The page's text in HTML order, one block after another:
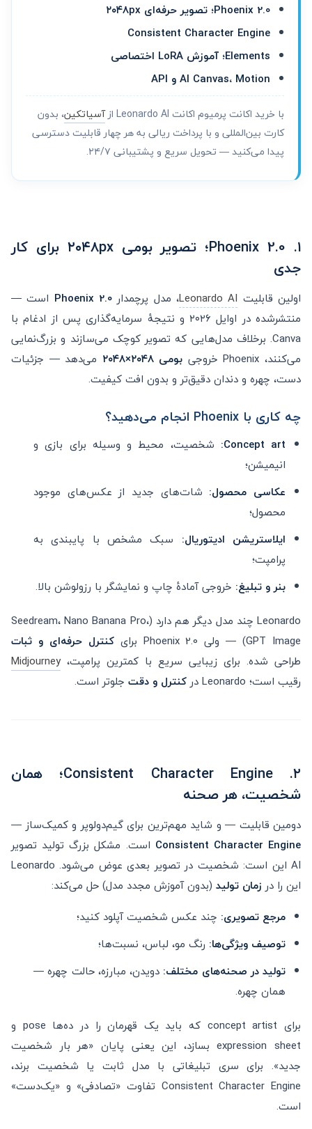
Phoenix 2.0؛ تصویر حرفه‌ای ۲۰۴۸px
Consistent Character Engine
Elements؛ آموزش LoRA اختصاصی
AI Canvas، Motion و API
با خرید اکانت پرمیوم اکانت Leonardo AI از آسیاتکین، بدون
کارت بین‌المللی و با پرداخت ریالی به هر چهار قابلیت دسترسی
پیدا می‌کنید — تحویل سریع و پشتیبانی ۲۴/۷.
۱. Phoenix 2.0؛ تصویر بومی ۲۰۴۸px برای کار
جدی
اولین قابلیت Leonardo AI، مدل پرچمدار Phoenix 2.0 است —
منتشرشده در اوایل ۲۰۲۶ و نتیجهٔ سرمایه‌گذاری پس از ادغام با
Canva. برخلاف مدل‌هایی که تصویر کوچک می‌سازند و بزرگ‌نمایی
می‌کنند، Phoenix خروجی
بومی ۲۰۴۸×۲۰۴۸
می‌دهد — جزئیات
دست، چهره و دندان دقیق‌تر و بدون افت کیفیت.
چه کاری با Phoenix انجام می‌دهید؟
Concept art: شخصیت، محیط و وسیله برای بازی و
انیمیشن؛
عکاسی محصول: شات‌های جدید از عکس‌های موجود
محصول؛
ایلاستریشن ادیتوریال: سبک مشخص با پایبندی به
پرامپت؛
بنر و تبلیغ: خروجی آمادهٔ چاپ و نمایشگر با رزولوشن بالا.
Leonardo چند مدل دیگر هم دارد (Seedream، Nano Banana Pro،
GPT Image) — ولی Phoenix 2.0 برای
کنترل حرفه‌ای و ثبات
طراحی شده. برای زیبایی سریع با کمترین پرامپت، Midjourney
رقیب است؛ Leonardo در
کنترل و دقت جلوتر است.
۲. Consistent Character Engine؛ همان
شخصیت، هر صحنه
دومین قابلیت — و شاید مهم‌ترین برای گیم‌دولوپر و کمیک‌ساز —
Consistent Character Engine است. مشکل بزرگ تولید تصویر
AI این است: شخصیت در تصویر بعدی عوض می‌شود. Leonardo
این را در زمان تولید (بدون آموزش مجدد مدل) حل می‌کند:
مرجع تصویری: چند عکس شخصیت آپلود کنید؛
توصیف ویژگی‌ها: رنگ مو، لباس، نسبت‌ها؛
تولید در صحنه‌های مختلف: دویدن، مبارزه، حالت چهره —
همان چهره.
برای concept artist که باید یک قهرمان را در ده‌ها pose و
expression sheet بسازد، این یعنی پایان «هر بار شخصیت
جدید». برای سری تبلیغاتی با مدل ثابت یا شخصیت برند،
Consistent Character Engine تفاوت «تصادفی» و «یک‌دست»
است.